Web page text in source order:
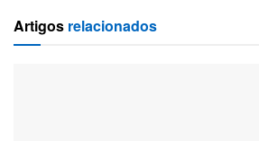
Artigos relacionados